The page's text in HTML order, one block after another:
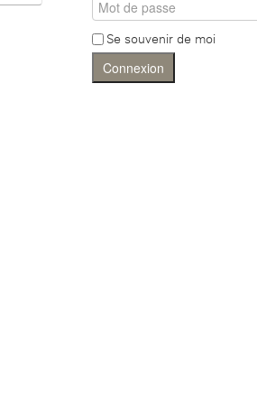
Se souvenir de moi
Connexion